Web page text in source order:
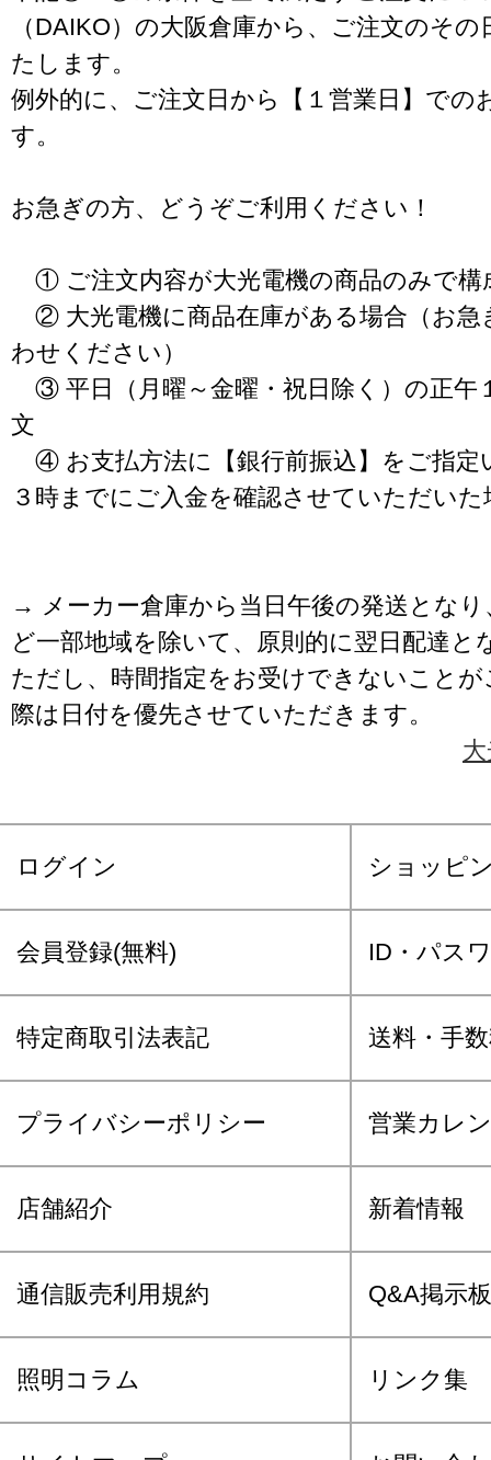
（DAIKO）の大阪倉庫から、ご注文のそ
たします。
例外的に、ご注文日から【１営業日】での
す。
お急ぎの方、どうぞご利用ください！
① ご注文内容が大光電機の商品のみで構
② 大光電機に商品在庫がある場合（お急
わせください）
③ 平日（月曜～金曜・祝日除く）の正午
文
④ お支払方法に【銀行前振込】をご指定
３時までにご入金を確認させていただいた
→ メーカー倉庫から当日午後の発送となり
ど一部地域を除いて、原則的に翌日配達と
ただし、時間指定をお受けできないこと
際は日付を優先させていただきます。
ログイン ショッピ
会員登録(無料) ID・パス
特定商取引法表記 送料・手
プライバシーポリシー 営業カレ
店舗紹介 新着情報
通信販売利用規約 Q&A掲示板
照明コラム リンク集